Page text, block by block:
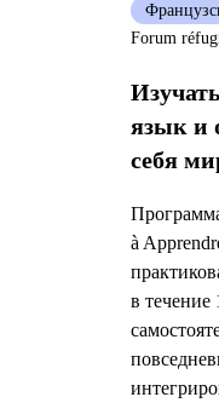
язык и
себя
à
в течение
Forum